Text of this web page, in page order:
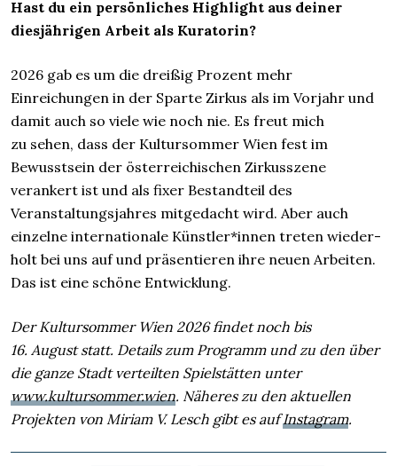
Hast du ein persönliches Highlight aus deiner
diesjährigen Arbeit als Kuratorin?
2026 gab es um die dreißig Prozent mehr
Einreichungen in der Sparte Zirkus als im Vorjahr und
damit auch so viele wie noch nie. Es freut mich
zu sehen, dass der Kultursommer Wien fest im
Bewusst­sein der öster­reichischen Zirkus­szene
verankert ist und als fixer Bestand­teil des
Veranstaltungs­jahres mitge­dacht wird. Aber auch
einzelne inter­nationale Künst­ler*innen treten wieder­
holt bei uns auf und präsentieren ihre neuen Arbeiten.
Das ist eine schöne Entwicklung.
Der Kultursommer Wien 2026 findet noch bis
16. August statt. Details zum Programm und zu den über
die ganze Stadt verteilten Spielstätten unter
www.kultursommer.wien. Näheres zu den aktuellen
Projekten von Miriam V. Lesch gibt es aufInstagram.